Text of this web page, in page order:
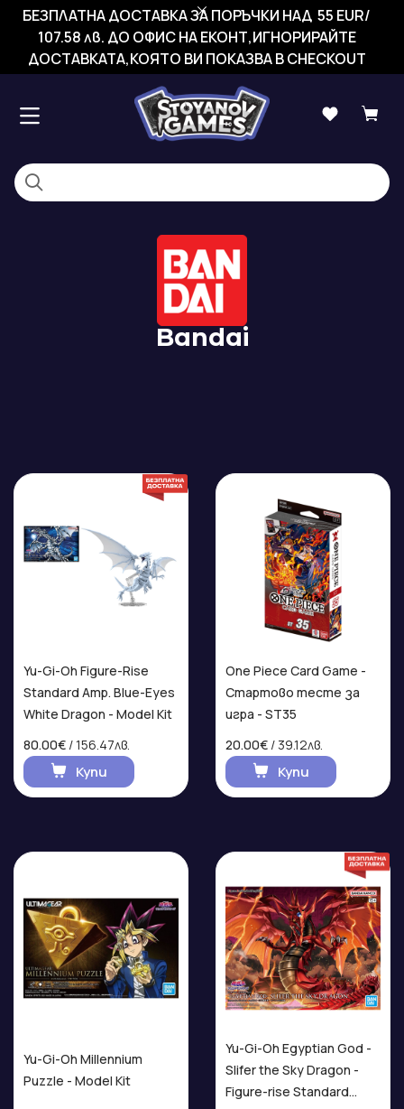
БЕЗПЛАТНА ДОСТАВКА ЗА ПОРЪЧКИ НАД 55 EUR/
107.58 лв. ДО ОФИС НА ЕКОНТ,ИГНОРИРАЙТЕ
ДОСТАВКАТА,КОЯТО ВИ ПОКАЗВА В CHECKOUT
Bandai
Yu-Gi-Oh Figure-Rise
Standard Amp. Blue-Eyes
White Dragon - Model Kit
80.00€ / 156.47лв.
Купи
One Piece Card Game -
Стартово тесте за
игра - ST35
20.00€ / 39.12лв.
Купи
Yu-Gi-Oh Millennium
Puzzle - Model Kit
Yu-Gi-Oh Egyptian God -
Slifer the Sky Dragon -
Figure-rise Standard